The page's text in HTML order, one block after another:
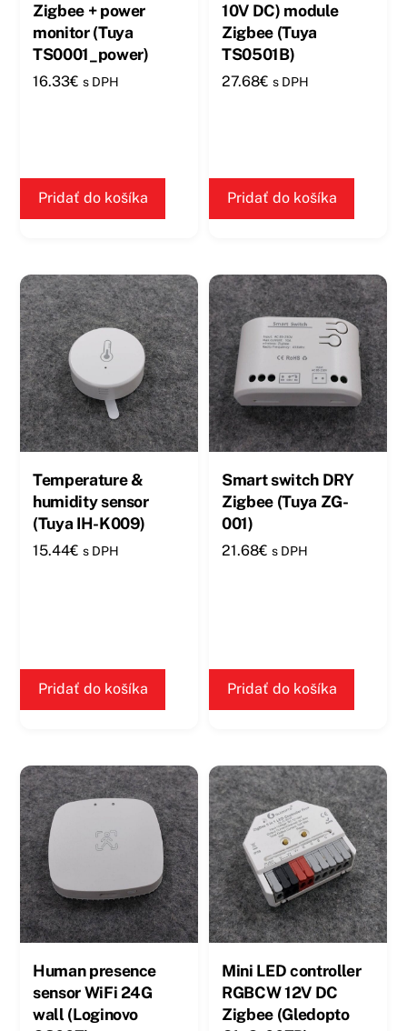
Zigbee + power
monitor (Tuya
TS0001_power)
16.33€ s DPH
Pridať do košíka
10V DC) module
Zigbee (Tuya
TS0501B)
27.68€ s DPH
Pridať do košíka
Temperature &
humidity sensor
(Tuya IH-K009)
15.44€ s DPH
Pridať do košíka
Smart switch DRY
Zigbee (Tuya ZG-
001)
21.68€ s DPH
Pridať do košíka
Human presence
sensor WiFi 24G
wall (Loginovo
Mini LED controller
RGBCW 12V DC
Zigbee (Gledopto